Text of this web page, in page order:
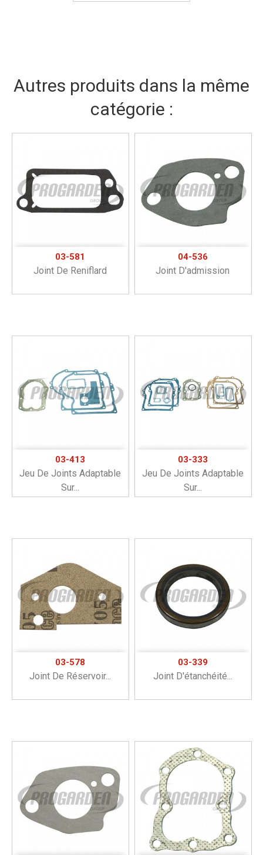
Autres produits dans la même
catégorie :
03-581
Joint De Reniflard
04-536
Joint D'admission
03-413
Jeu De Joints Adaptable
Sur...
03-333
Jeu De Joints Adaptable
Sur...
03-578
Joint De Réservoir...
03-339
Joint D'étanchéité...